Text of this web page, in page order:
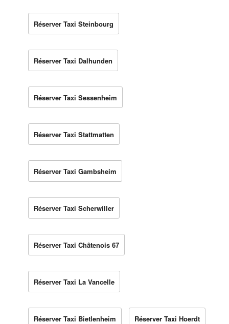
Réserver Taxi Steinbourg
Réserver Taxi Dalhunden
Réserver Taxi Sessenheim
Réserver Taxi Stattmatten
Réserver Taxi Gambsheim
Réserver Taxi Scherwiller
Réserver Taxi Châtenois 67
Réserver Taxi La Vancelle
Réserver Taxi Bietlenheim Réserver Taxi Hoerdt